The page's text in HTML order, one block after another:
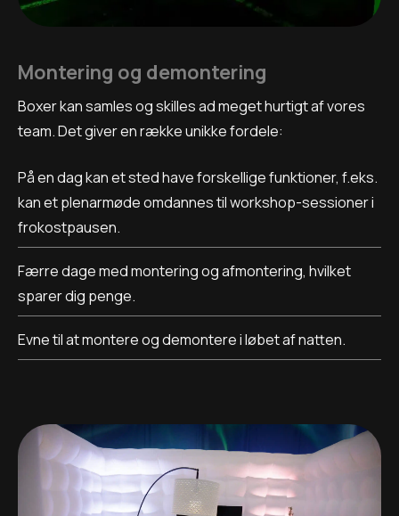
Montering og demontering
Boxer kan samles og skilles ad meget hurtigt af vores
team. Det giver en række unikke fordele:
På en dag kan et sted have forskellige funktioner, f.eks.
kan et plenarmøde omdannes til workshop-sessioner i
frokostpausen.
Færre dage med montering og afmontering, hvilket
sparer dig penge.
Evne til at montere og demontere i løbet af natten.